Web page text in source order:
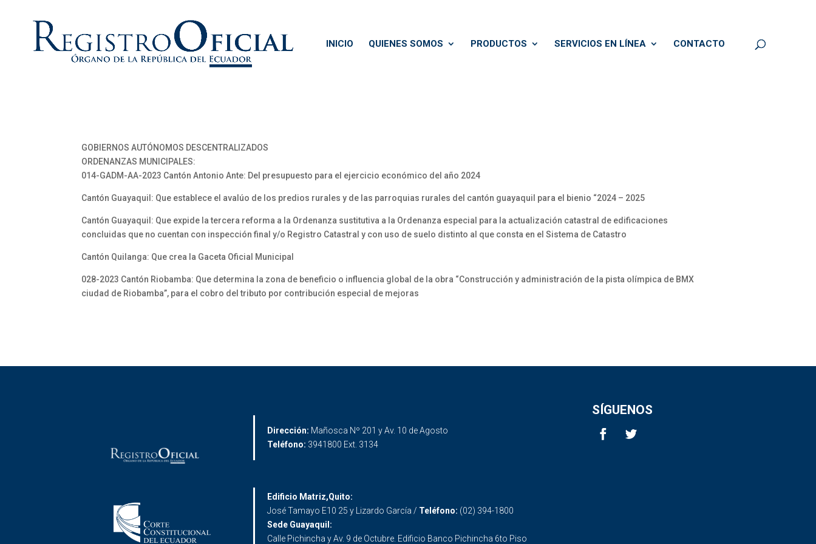
INICIO QUIENES SOMOS PRODUCTOS SERVICIOS EN LÍNEA CONTACTO
GOBIERNOS AUTÓNOMOS DESCENTRALIZADOS
ORDENANZAS MUNICIPALES:
014-GADM-AA-2023 Cantón Antonio Ante: Del presupuesto para el ejercicio económico del año 2024
Cantón Guayaquil: Que establece el avalúo de los predios rurales y de las parroquias rurales del cantón guayaquil para el bienio “2024 – 2025
Cantón Guayaquil: Que expide la tercera reforma a la Ordenanza sustitutiva a la Ordenanza especial para la actualización catastral de edificaciones
concluidas que no cuentan con inspección final y/o Registro Catastral y con uso de suelo distinto al que consta en el Sistema de Catastro
Cantón Quilanga: Que crea la Gaceta Oficial Municipal
028-2023 Cantón Riobamba: Que determina la zona de beneficio o influencia global de la obra “Construcción y administración de la pista olímpica de BMX
ciudad de Riobamba”, para el cobro del tributo por contribución especial de mejoras
Dirección: Mañosca Nº 201 y Av. 10 de Agosto
Teléfono: 3941800 Ext. 3134
SÍGUENOS
Edificio Matriz,Quito:
José Tamayo E10 25 y Lizardo García / Teléfono: (02) 394-1800
Sede Guayaquil:
Calle Pichincha y Av. 9 de Octubre. Edificio Banco Pichincha 6to Piso